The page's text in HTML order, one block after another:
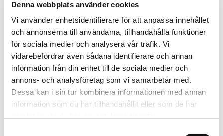
Denna webbplats använder cookies
Vi använder enhetsidentifierare för att anpassa innehållet
och annonserna till användarna, tillhandahålla funktioner
för sociala medier och analysera vår trafik. Vi
vidarebefordrar även sådana identifierare och annan
information från din enhet till de sociala medier och
annons- och analysföretag som vi samarbetar med.
Dessa kan i sin tur kombinera informationen med annan
information som du har tillhandahållit eller som de har
Kombinera med
Limited Edition
MagSafe Fit
Nyhet